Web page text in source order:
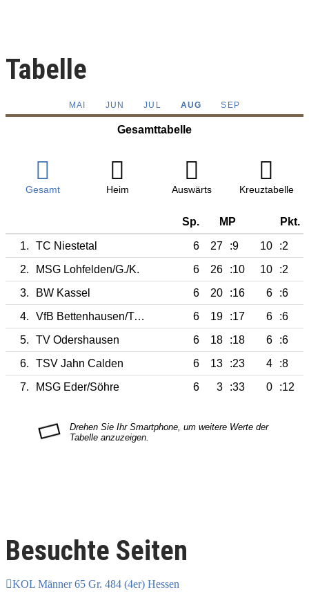
Tabelle
MAI JUN JUL AUG SEP
Gesamttabelle
Gesamt Heim Auswärts Kreuztabelle
Sp. MP Pkt.
1. TC Niestetal 6 27 :9 10
:2
2.
MSG Lohfelden/G./K. 6 26 :10 10
:2
3.
BW Kassel 6 20 :16 6
:6
4.
VfB Bettenhausen/Tuspo Nieste 6 19 :17 6
:6
5.
TV Odershausen 6 18 :18 6
:6
6.
TSV Jahn Calden 6 13 :23 4
:8
7.
MSG Eder/Söhre 6 3 :33 0 :12
Besuchte Seiten
KOL Männer 65 Gr. 484 (4er) Hessen